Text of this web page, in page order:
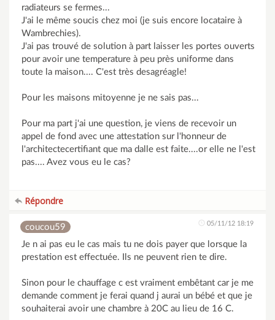
radiateurs se fermes...
J'ai le même soucis chez moi (je suis encore locataire à
Wambrechies).
J'ai pas trouvé de solution à part laisser les portes ouverts
pour avoir une temperature à peu près uniforme dans
toute la maison.... C'est très desagréagle!
Pour les maisons mitoyenne je ne sais pas...
Pour ma part j'ai une question, je viens de recevoir un
appel de fond avec une attestation sur l'honneur de
l'architectecertifiant que ma dalle est faite....or elle ne l'est
pas.... Avez vous eu le cas?
Répondre
coucou59 05/11/12 18:19
Je n ai pas eu le cas mais tu ne dois payer que lorsque la
prestation est effectuée. Ils ne peuvent rien te dire.
Sinon pour le chauffage c est vraiment embêtant car je me
demande comment je ferai quand j aurai un bébé et que je
souhaiterai avoir une chambre à 20C au lieu de 16 C.